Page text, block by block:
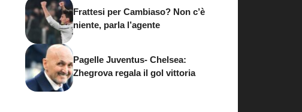
Frattesi per Cambiaso? Non c’è
niente, parla l’agente
Pagelle Juventus- Chelsea:
Zhegrova regala il gol vittoria